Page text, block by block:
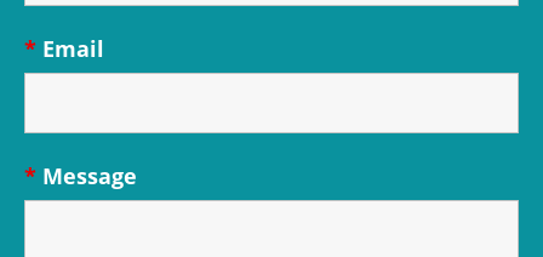
Email
*
Message
*